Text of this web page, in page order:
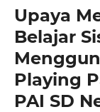
Upaya
Belajar
Playing
PAI SD